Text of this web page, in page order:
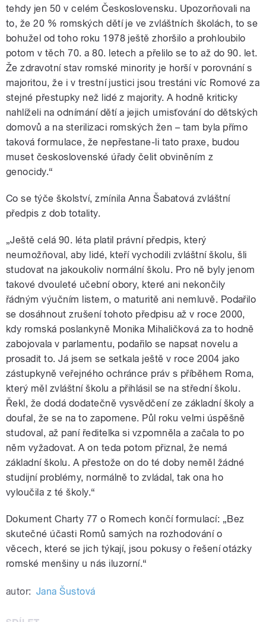
tehdy jen 50 v celém Československu. Upozorňovali na
to, že 20 % romských dětí je ve zvláštních školách, to se
bohužel od toho roku 1978 ještě zhoršilo a prohloubilo
potom v těch 70. a 80. letech a přelilo se to až do 90. let.
Že zdravotní stav romské minority je horší v porovnání s
majoritou, že i v trestní justici jsou trestáni víc Romové za
stejné přestupky než lidé z majority. A hodně kriticky
nahlíželi na odnímání dětí a jejich umisťování do dětských
domovů a na sterilizaci romských žen – tam byla přímo
taková formulace, že nepřestane-li tato praxe, budou
muset československé úřady čelit obviněním z
genocidy.“
Co se týče školství, zmínila Anna Šabatová zvláštní
předpis z dob totality.
„Ještě celá 90. léta platil právní předpis, který
neumožňoval, aby lidé, kteří vychodili zvláštní školu, šli
studovat na jakoukoliv normální školu. Pro ně byly jenom
takové dvouleté učební obory, které ani nekončily
řádným výučním listem, o maturitě ani nemluvě. Podařilo
se dosáhnout zrušení tohoto předpisu až v roce 2000,
kdy romská poslankyně Monika Mihaličková za to hodně
zabojovala v parlamentu, podařilo se napsat novelu a
prosadit to. Já jsem se setkala ještě v roce 2004 jako
zástupkyně veřejného ochránce práv s příběhem Roma,
který měl zvláštní školu a přihlásil se na střední školu.
Řekl, že dodá dodatečně vysvědčení ze základní školy a
doufal, že se na to zapomene. Půl roku velmi úspěšně
studoval, až paní ředitelka si vzpomněla a začala to po
něm vyžadovat. A on teda potom přiznal, že nemá
základní školu. A přestože on do té doby neměl žádné
studijní problémy, normálně to zvládal, tak ona ho
vyloučila z té školy.“
Dokument Charty 77 o Romech končí formulací: „Bez
skutečné účasti Romů samých na rozhodování o
věcech, které se jich týkají, jsou pokusy o řešení otázky
romské menšiny u nás iluzorní.“
autor: Jana Šustová